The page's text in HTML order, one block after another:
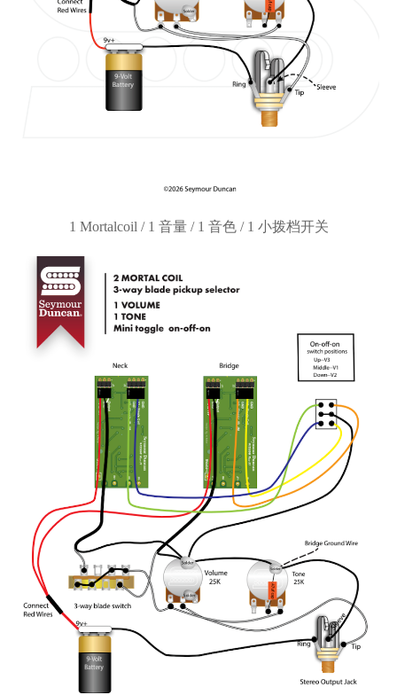
1 Mortalcoil / 1 音量 / 1 音色 / 1 小拨档开关